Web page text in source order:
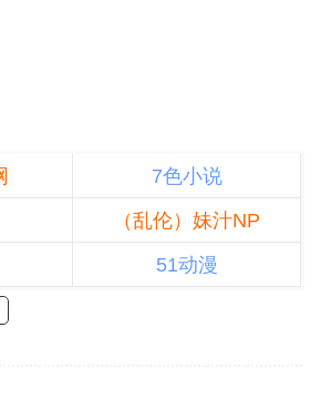
7色小说
（乱伦）妹汁NP
51动漫